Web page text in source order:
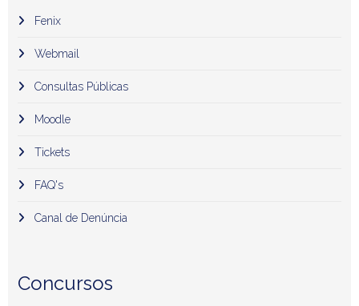
Fenix
Webmail
Consultas Públicas
Moodle
Tickets
FAQ's
Canal de Denúncia
Concursos